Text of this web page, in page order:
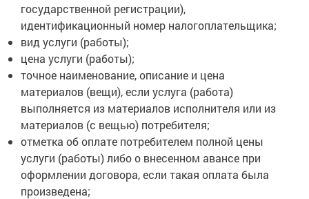
государственной регистрации),
идентификационный номер налогоплательщика;
вид услуги (работы);
цена услуги (работы);
точное наименование, описание и цена
материалов (вещи), если услуга (работа)
выполняется из материалов исполнителя или из
материалов (с вещью) потребителя;
отметка об оплате потребителем полной цены
услуги (работы) либо о внесенном авансе при
оформлении договора, если такая оплата была
произведена;